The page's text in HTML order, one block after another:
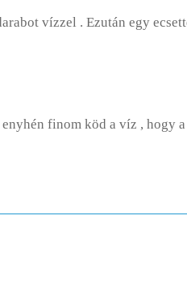
vízzel . Ezután egy
finom köd a víz , hogy